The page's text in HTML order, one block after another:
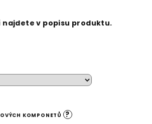
v popisu produktu.
KOMPONETŮ ?